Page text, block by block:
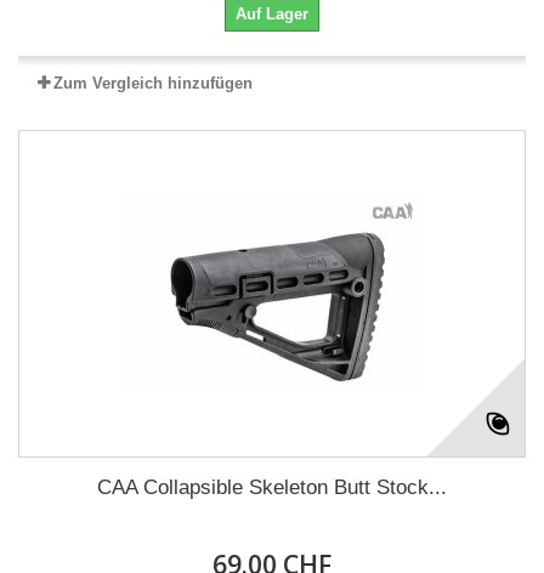
Auf Lager
Zum Vergleich hinzufügen
CAA Collapsible Skeleton Butt Stock...
69.00 CHF